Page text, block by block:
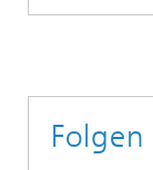
Folgen